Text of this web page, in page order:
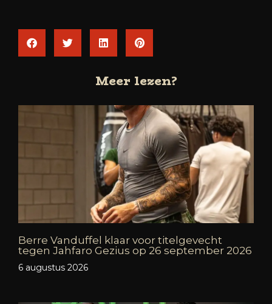
Meer lezen?
Berre Vanduffel klaar voor titelgevecht
tegen Jahfaro Gezius op 26 september 2026
6 augustus 2026